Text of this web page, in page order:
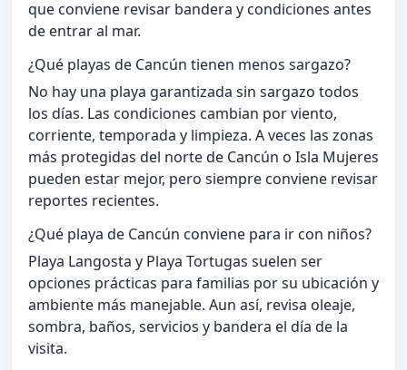
que conviene revisar bandera y condiciones antes
de entrar al mar.
¿Qué playas de Cancún tienen menos sargazo?
No hay una playa garantizada sin sargazo todos
los días. Las condiciones cambian por viento,
corriente, temporada y limpieza. A veces las zonas
más protegidas del norte de Cancún o Isla Mujeres
pueden estar mejor, pero siempre conviene revisar
reportes recientes.
¿Qué playa de Cancún conviene para ir con niños?
Playa Langosta y Playa Tortugas suelen ser
opciones prácticas para familias por su ubicación y
ambiente más manejable. Aun así, revisa oleaje,
sombra, baños, servicios y bandera el día de la
visita.